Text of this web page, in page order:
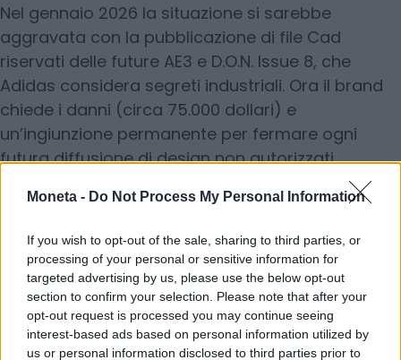
Moneta - Do Not Process My Personal Information
If you wish to opt-out of the sale, sharing to third parties, or
processing of your personal or sensitive information for
targeted advertising by us, please use the below opt-out
section to confirm your selection. Please note that after your
opt-out request is processed you may continue seeing
interest-based ads based on personal information utilized by
us or personal information disclosed to third parties prior to
Nel gennaio 2026 la situazione si sarebbe
aggravata con la pubblicazione di file Cad
riservati delle future AE3 e D.O.N. Issue 8, che
Adidas considera segreti industriali. Ora il brand
chiede i danni (circa 75.000 dollari) e
un’ingiunzione permanente per fermare ogni
futura diffusione di design non autorizzati.
La difesa
Sole Retriever ha respinto completamente le
accuse e detto che non aspetta altro che
difendersi “vigorosamente” in tribunale.